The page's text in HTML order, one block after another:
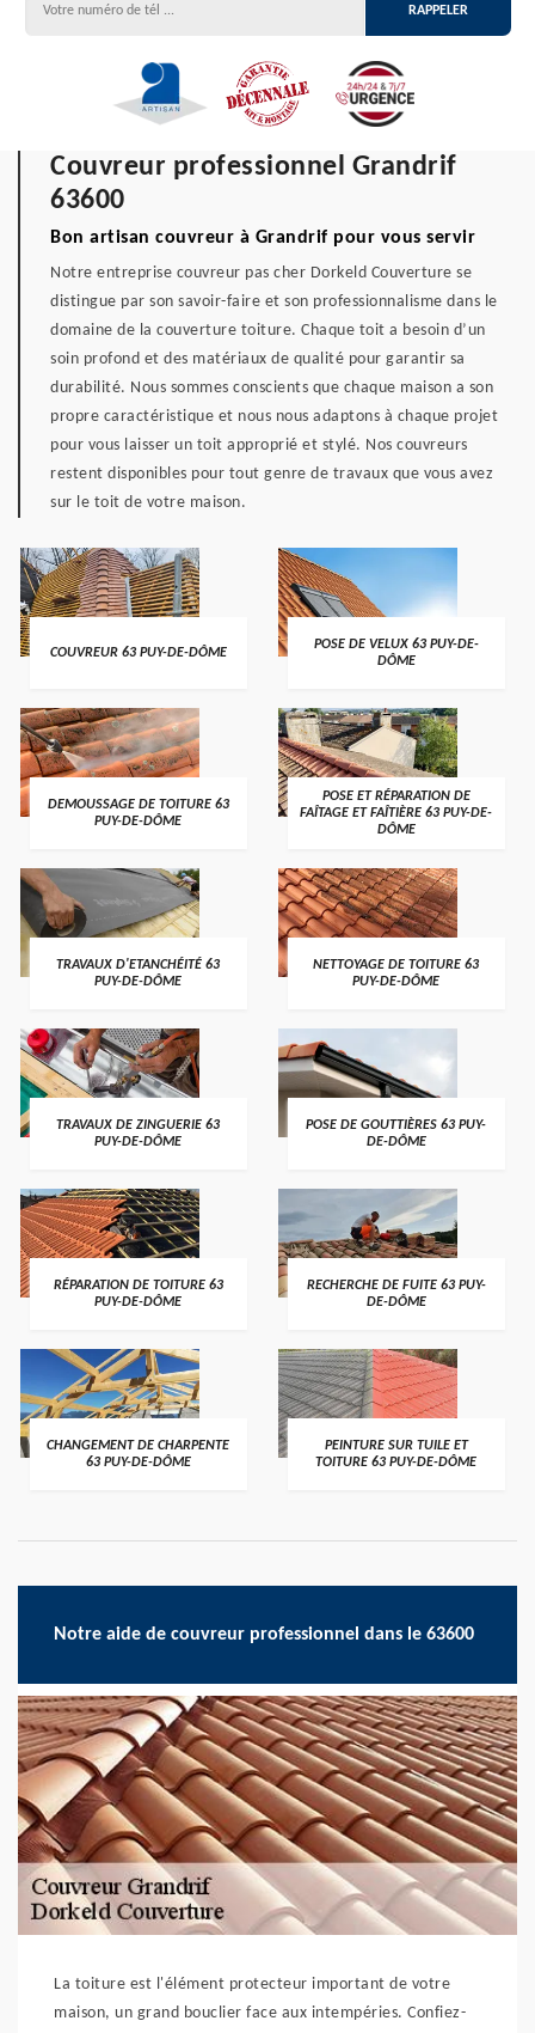
Couvreur professionnel Grandrif
63600
Bon artisan couvreur à Grandrif pour vous servir
Notre entreprise couvreur pas cher Dorkeld Couverture se
distingue par son savoir-faire et son professionnalisme dans le
domaine de la couverture toiture. Chaque toit a besoin d’un
soin profond et des matériaux de qualité pour garantir sa
durabilité. Nous sommes conscients que chaque maison a son
propre caractéristique et nous nous adaptons à chaque projet
pour vous laisser un toit approprié et stylé. Nos couvreurs
restent disponibles pour tout genre de travaux que vous avez
sur le toit de votre maison.
COUVREUR 63 PUY-DE-DÔME
POSE DE VELUX 63 PUY-DE-
DÔME
DEMOUSSAGE DE TOITURE 63
PUY-DE-DÔME
POSE ET RÉPARATION DE
FAÎTAGE ET FAÎTIÈRE 63 PUY-DE-
DÔME
TRAVAUX D'ETANCHÉITÉ 63
PUY-DE-DÔME
NETTOYAGE DE TOITURE 63
PUY-DE-DÔME
TRAVAUX DE ZINGUERIE 63
PUY-DE-DÔME
POSE DE GOUTTIÈRES 63 PUY-
DE-DÔME
RÉPARATION DE TOITURE 63
PUY-DE-DÔME
RECHERCHE DE FUITE 63 PUY-
DE-DÔME
CHANGEMENT DE CHARPENTE
63 PUY-DE-DÔME
PEINTURE SUR TUILE ET
TOITURE 63 PUY-DE-DÔME
Notre aide de couvreur professionnel dans le 63600
La toiture est l'élément protecteur important de votre
maison, un grand bouclier face aux intempéries. Confiez-